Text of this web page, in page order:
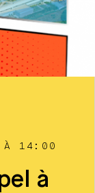
À 14:00
à